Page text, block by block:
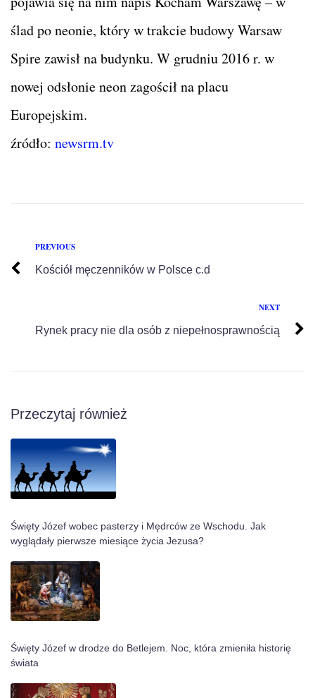
ślad po neonie, który w trakcie budowy Warsaw
Spire zawisł na budynku. W grudniu 2016 r. w
nowej odsłonie neon zagościł na placu
Europejskim.
źródło: newsrm.tv
PREVIOUS
Kościół męczenników w Polsce c.d
NEXT
Rynek pracy nie dla osób z niepełnosprawnością
Przeczytaj również
Święty Józef wobec pasterzy i Mędrców ze Wschodu. Jak
wyglądały pierwsze miesiące życia Jezusa?
Święty Józef w drodze do Betlejem. Noc, która zmieniła historię
świata